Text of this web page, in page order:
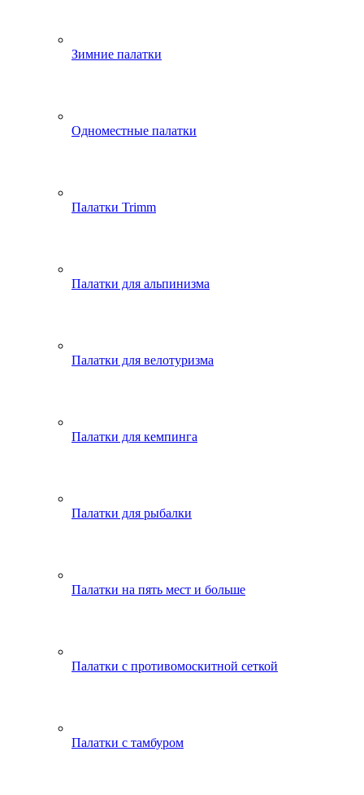
Зимние палатки
Одноместные палатки
Палатки Trimm
Палатки для альпинизма
Палатки для велотуризма
Палатки для кемпинга
Палатки для рыбалки
Палатки на пять мест и больше
Палатки с противомоскитной сеткой
Палатки с тамбуром